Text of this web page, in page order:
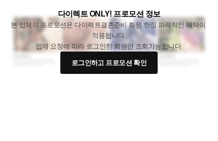
다이렉트 ONLY! 프로모션 정보
본 업체의 프로모션은 다이렉트결혼준비 회원 한정 파격적인 혜택이
적용됩니다.
업체 요청에 따라 로그인한 회원만 조회가능합니다.
로그인하고 프로모션 확인